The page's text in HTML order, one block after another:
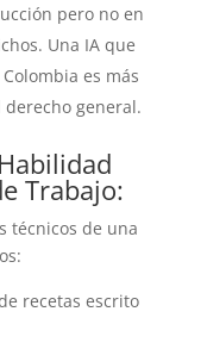
pero no en
Una IA que
es más
general.
Trabajo:
técnicos de una
recetas escrito